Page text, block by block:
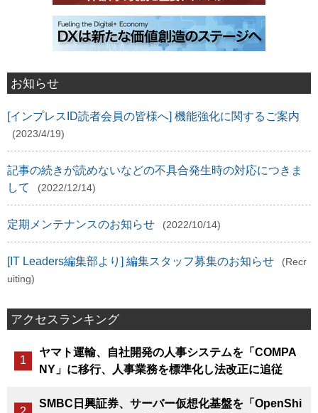
お知らせ
[インプレスID読者会員の皆様へ] 機能強化に関するご案内
(2023/4/19)
記事の続きが読めないなどの不具合発生時の対応につきま
して
(2022/12/14)
定期メンテナンスのお知らせ (2022/10/14)
[IT Leaders編集部より] 編集スタッフ募集のお知らせ
(Recr
uiting)
アクセスランキング
ヤマト運輸、自社開発の人事システムを「COMPA
NY」に移行、人事業務を標準化し法改正に追従
SMBC日興証券、サーバー仮想化基盤を「OpenShi